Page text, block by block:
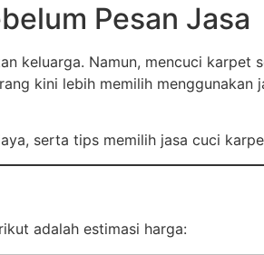
Pesan Jasa
keluarga. Namun, mencuci karpet
kini lebih memilih menggunakan
serta tips memilih jasa cuci
adalah estimasi harga: